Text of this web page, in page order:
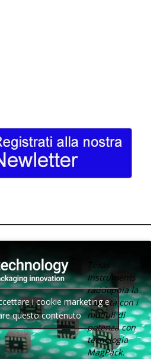
Texas
Instruments
raddoppia la
densità con i
moduli di
potenza con
tecnologia
MagPack.
i cookie marketing e
questo contenuto